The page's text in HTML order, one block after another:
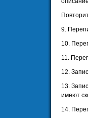
9.
10.
11.
12.
13.
имеют
14.